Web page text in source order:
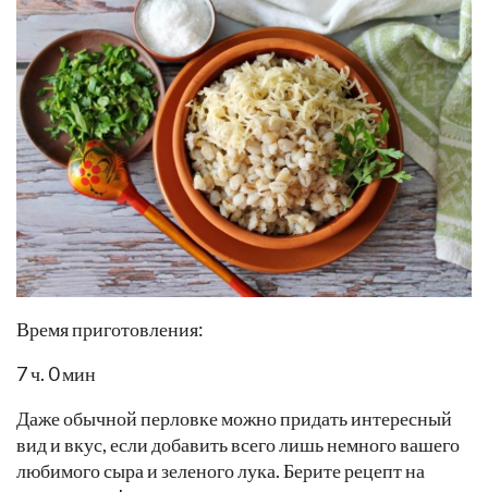
Время приготовления:
7 ч. 0 мин
Даже обычной перловке можно придать интересный
вид и вкус, если добавить всего лишь немного вашего
любимого сыра и зеленого лука. Берите рецепт на